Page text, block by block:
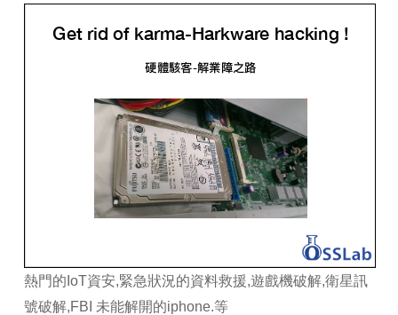
熱門的IoT資安,緊急狀況的資料救援,遊戲機破解,衛星訊
號破解,FBI 未能解開的iphone.等